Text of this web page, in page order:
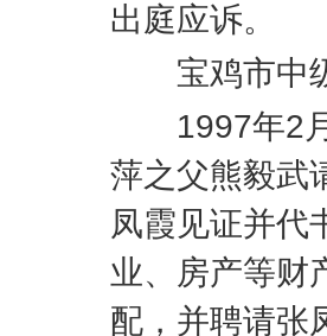
出庭应诉。
宝鸡市中级
1997年2
萍之父熊毅武
凤霞见证并代
业、房产等财
配，并聘请张